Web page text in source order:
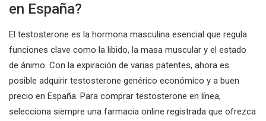
en España?
El testosterone es la hormona masculina esencial que regula
funciones clave como la libido, la masa muscular y el estado
de ánimo. Con la expiración de varias patentes, ahora es
posible adquirir testosterone genérico económico y a buen
precio en España. Para comprar testosterone en línea,
selecciona siempre una farmacia online registrada que ofrezca